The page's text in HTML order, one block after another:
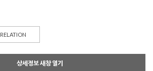
RELATION
상세정보 새창 열기